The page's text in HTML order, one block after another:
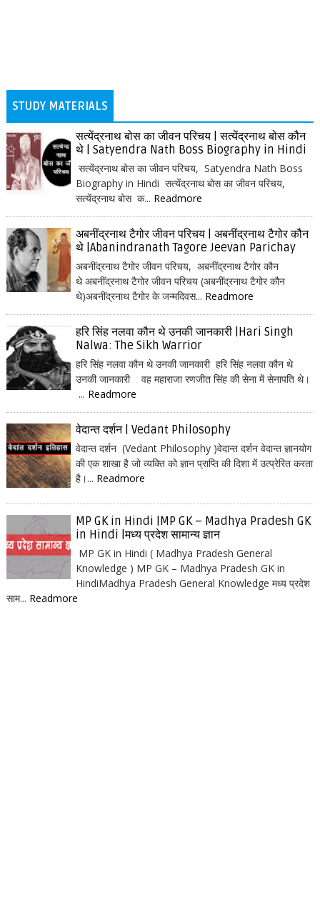
STUDY MATERIALS
सत्येंद्रनाथ बोस का जीवन परिचय | सत्येंद्रनाथ बोस कौन
थे | Satyendra Nath Boss Biography in Hindi
सत्येंद्रनाथ बोस का जीवन परिचय, Satyendra Nath Boss
Biography in Hindi सत्येंद्रनाथ बोस का जीवन परिचय,
सत्येंद्रनाथ बोस क... Readmore
अबनींद्रनाथ टैगोर जीवन परिचय | अबनींद्रनाथ टैगोर कौन
थे |Abanindranath Tagore Jeevan Parichay
अबनींद्रनाथ टैगोर जीवन परिचय, अबनींद्रनाथ टैगोर कौन
थे अबनींद्रनाथ टैगोर जीवन परिचय (अबनींद्रनाथ टैगोर कौन
थे)अबनींद्रनाथ टैगोर के जन्मदिवस... Readmore
हरि सिंह नलवा कौन थे उनकी जानकारी |Hari Singh
Nalwa: The Sikh Warrior
हरि सिंह नलवा कौन थे उनकी जानकारी हरि सिंह नलवा कौन थे
उनकी जानकारी वह महाराजा रणजीत सिंह की सेना में सेनापति थे।
... Readmore
वेदान्त दर्शन | Vedant Philosophy
वेदान्त दर्शन (Vedant Philosophy )वेदान्त दर्शन वेदान्त ज्ञानयोग
की एक शाखा है जो व्यक्ति को ज्ञान प्राप्ति की दिशा में उत्प्रेरित करता
है।... Readmore
MP GK in Hindi |MP GK – Madhya Pradesh GK
in Hindi |मध्य प्रदेश सामान्य ज्ञान
MP GK in Hindi ( Madhya Pradesh General
Knowledge ) MP GK – Madhya Pradesh GK in
HindiMadhya Pradesh General Knowledge मध्य प्रदेश
साम... Readmore